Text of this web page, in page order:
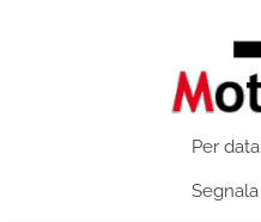
Per data
Segnala